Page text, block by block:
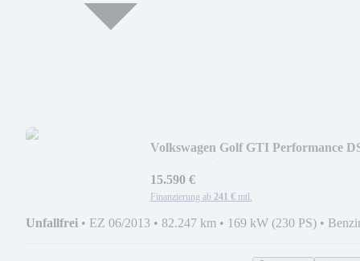
Volkswagen Golf GTI Performance
15.590 €
Finanzierung ab 241 € mtl.
Unfallfrei • EZ 06/2013 • 82.247 km • 169 kW (230 PS) •